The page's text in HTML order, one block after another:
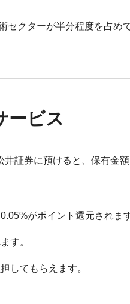
セクターが半分程度を占め
ービス
証券に預けると、保有金
がポイント還元されま
す。
してもらえます。